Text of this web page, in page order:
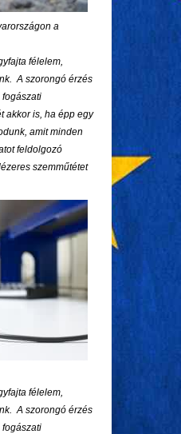
a
félelem,
A szorongó érzés
akkor is, ha épp egy
amit minden
feldolgozó
szemműtétet
félelem,
A szorongó érzés